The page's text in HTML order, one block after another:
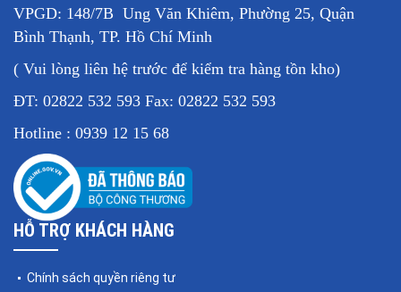
VPGD: 148/7B Ung Văn Khiêm, Phường 25, Quận
Bình Thạnh, TP. Hồ Chí Minh
( Vui lòng liên hệ trước để kiểm tra hàng tồn kho)
ĐT: 02822 532 593 Fax: 02822 532 593
Hotline : 0939 12 15 68
HỖ TRỢ KHÁCH HÀNG
Chính sách quyền riêng tư